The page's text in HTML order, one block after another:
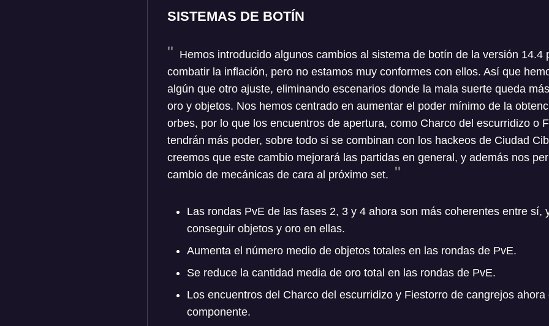
SISTEMAS DE BOTÍN
Hemos introducido algunos cambios al sistema de botín de la versión 14.4
combatir la inflación, pero no estamos muy conformes con ellos. Así que
algún que otro ajuste, eliminando escenarios donde la mala suerte queda
oro y objetos. Nos hemos centrado en aumentar el poder mínimo de la
orbes, por lo que los encuentros de apertura, como Charco del escurridizo o
tendrán más poder, sobre todo si se combinan con los hackeos de Ciudad
creemos que este cambio mejorará las partidas en general, y además nos
cambio de mecánicas de cara al próximo set.
Las rondas PvE de las fases 2, 3 y 4 ahora son más coherentes entre sí,
conseguir objetos y oro en ellas.
Aumenta el número medio de objetos totales en las rondas de PvE.
Se reduce la cantidad media de oro total en las rondas de PvE.
Los encuentros del Charco del escurridizo y Fiestorro de cangrejos ahora
componente.